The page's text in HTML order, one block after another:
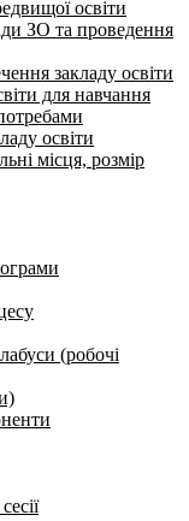
освіти
ЗО та проведення
закладу освіти
для навчання
освіти
місця, розмір
(робочі